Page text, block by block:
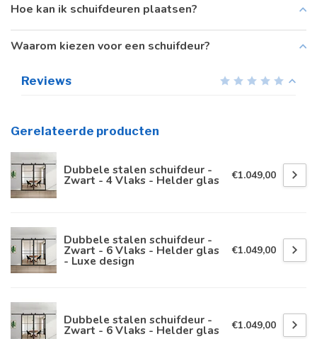
Hoe kan ik schuifdeuren plaatsen?
Waarom kiezen voor een schuifdeur?
Reviews
Gerelateerde producten
Dubbele stalen schuifdeur -
Zwart - 4 Vlaks - Helder glas €1.049,00
Dubbele stalen schuifdeur -
Zwart - 6 Vlaks - Helder glas
- Luxe design
€1.049,00
Dubbele stalen schuifdeur -
Zwart - 6 Vlaks - Helder glas €1.049,00